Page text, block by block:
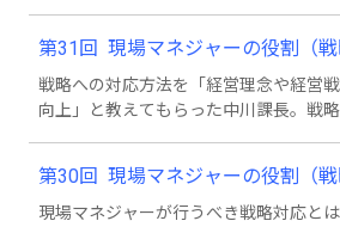
第31回 現場マネジャーの役割（戦
戦略への対応方法を「経営理念や経営
向上」と教えてもらった中川課長。戦
第30回 現場マネジャーの役割（
現場マネジャーが行うべき戦略対応と